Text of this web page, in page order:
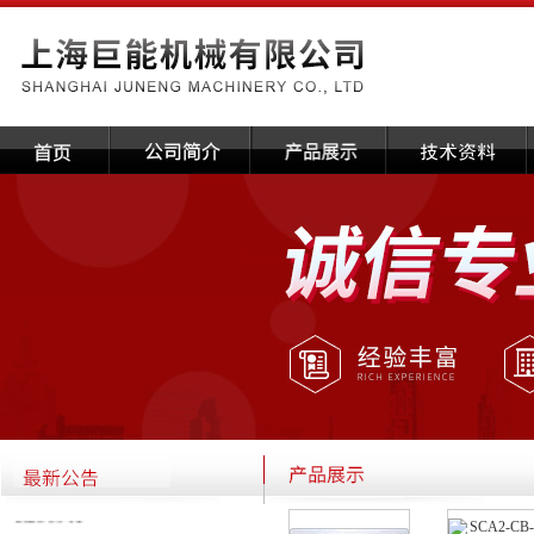
·关于本公司国庆放假通知